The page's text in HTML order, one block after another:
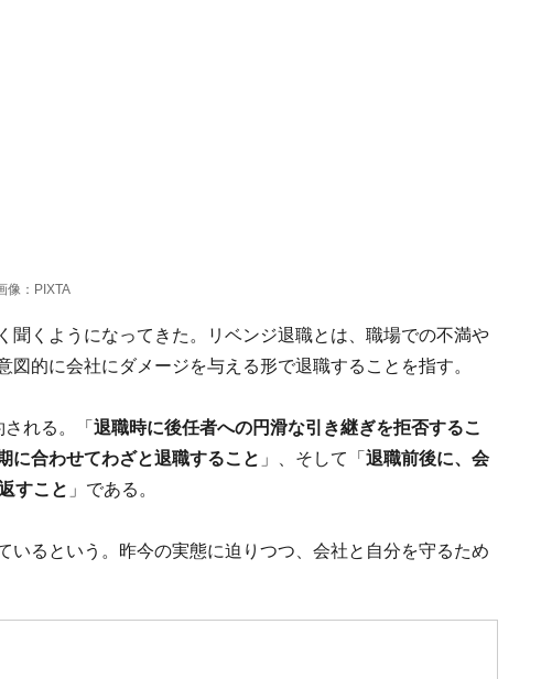
像：PIXTA
聞くようになってきた。リベンジ退職とは、職場での不満や
的に会社にダメージを与える形で退職することを指す。
れる。「 退職時に後任者への円滑な引き継ぎを拒否するこ
に合わせてわざと退職すること 」、そして「 退職前後に、会
すこと 」である。
いるという。昨今の実態に迫りつつ、会社と自分を守るため